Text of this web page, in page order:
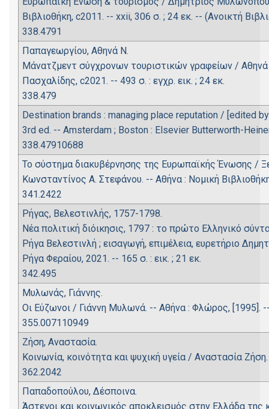
Βιβλιοθήκη, c2011. -- xxii, 306 σ. ; 24 εκ. -- (Ανοικτή
338.4791
Παπαγεωργίου, Αθηνά Ν.
Μάνατζμεντ σύγχρονων τουριστικών γραφείων /
Πασχαλίδης, c2021. -- 493 σ. : εγχρ. εικ. ; 24 εκ.
338.479
Destination brands : managing place reputation / [edited
3rd ed. -- Amsterdam ; Boston : Elsevier Butterworth-
338.47910688
Το σύστημα διακυβέρνησης της Ευρωπαϊκής Ένωσης /
Κωνσταντίνος Α. Στεφάνου. -- Αθήνα : Νομική
341.2422
Ρήγας, Βελεστινλής, 1757-1798.
Νέα πολιτική διόικησις, 1797 : το πρώτο Eλληνικό
Ρήγα Βελεστινλή ; εισαγωγή, επιμέλεια, ευρετήριο
Ρήγα Φεραίου, 2021. -- 165 σ. : εικ. ; 21 εκ.
342.495
Μυλωνάς, Γιάννης.
Oι Εύζωνοι / Γιάννη Μυλωνά. -- Αθήνα : Φλώρος, [1995]. --
355.007110949
Ζήση, Αναστασία.
Κοινωνία, κοινότητα και ψυχική υγεία / Αναστασία
362.2042
Παπαδοπούλου, Δέσποινα.
Άστεγοι και κοινωνικός αποκλεισμός στην Ελλάδα